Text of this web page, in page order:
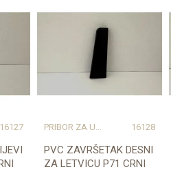
16127 PRIBOR ZA UGRADNJU PODOVA – SVE NA JEDNOM MJESTU 16128
PVC ZAVRŠETAK DESNI
ZA LETVICU P71 CRNI